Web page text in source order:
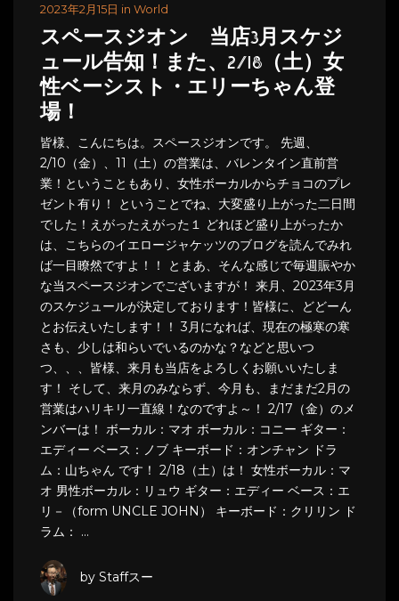
2023年2月15日 in World
スペースジオン 当店3月スケジ
ュール告知！また、2/18（土）女
性ベーシスト・エリーちゃん登
場！
皆様、こんにちは。スペースジオンです。 先週、
2/10（金）、11（土）の営業は、バレンタイン直前営
業！ということもあり、女性ボーカルからチョコのプレ
ゼント有り！ ということでね、大変盛り上がった二日間
でした！えがったえがった１ どれほど盛り上がったか
は、こちらのイエロージャケッツのブログを読んでみれ
ば一目瞭然ですよ！！ とまあ、そんな感じで毎週賑やか
な当スペースジオンでございますが！ 来月、2023年3月
のスケジュールが決定しております！皆様に、どどーん
とお伝えいたします！！ 3月になれば、現在の極寒の寒
さも、少しは和らいでいるのかな？などと思いつ
つ、、、皆様、来月も当店をよろしくお願いいたしま
す！ そして、来月のみならず、今月も、まだまだ2月の
営業はハリキリ一直線！なのですよ～！ 2/17（金）のメ
ンバーは！ ボーカル：マオ ボーカル：コニー ギター：
エディー ベース：ノブ キーボード：オンチャン ドラ
ム：山ちゃん です！ 2/18（土）は！ 女性ボーカル：マ
オ 男性ボーカル：リュウ ギター：エディー ベース：エ
リ－（form UNCLE JOHN） キーボード：クリリン ド
ラム： …
by Staffスー